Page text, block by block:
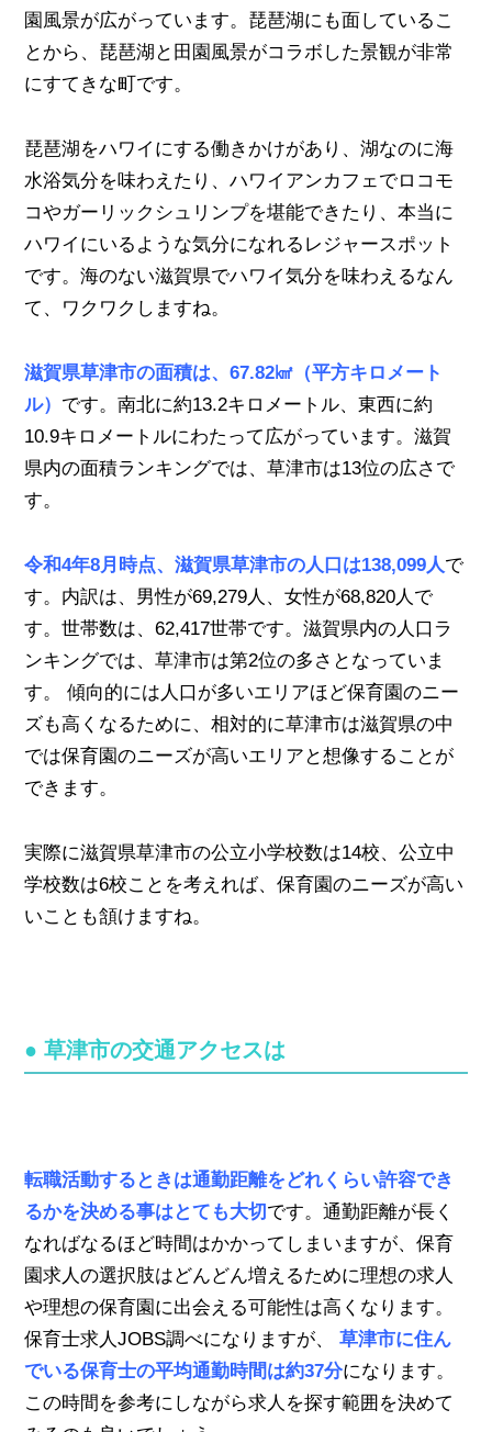
園風景が広がっています。琵琶湖にも面しているこ
とから、琵琶湖と田園風景がコラボした景観が非常
にすてきな町です。
琵琶湖をハワイにする働きかけがあり、湖なのに海
水浴気分を味わえたり、ハワイアンカフェでロコモ
コやガーリックシュリンプを堪能できたり、本当に
ハワイにいるような気分になれるレジャースポット
です。海のない滋賀県でハワイ気分を味わえるなん
て、ワクワクしますね。
滋賀県草津市の面積は、67.82㎢（平方キロメート
ル） です。南北に約13.2キロメートル、東西に約
10.9キロメートルにわたって広がっています。滋賀
県内の面積ランキングでは、草津市は13位の広さで
す。
令和4年8月時点、滋賀県草津市の人口は138,099人で
す。内訳は、男性が69,279人、女性が68,820人で
す。世帯数は、62,417世帯です。滋賀県内の人口ラ
ンキングでは、草津市は第2位の多さとなっていま
す。 傾向的には人口が多いエリアほど保育園のニー
ズも高くなるために、相対的に草津市は滋賀県の中
では保育園のニーズが高いエリアと想像することが
できます。
実際に滋賀県草津市の公立小学校数は14校、公立中
学校数は6校ことを考えれば、保育園のニーズが高い
いことも頷けますね。
● 草津市の交通アクセスは
転職活動するときは通勤距離をどれくらい許容でき
るかを決める事はとても大切 です。通勤距離が長く
なればなるほど時間はかかってしまいますが、保育
園求人の選択肢はどんどん増えるために理想の求人
や理想の保育園に出会える可能性は高くなります。
保育士求人JOBS調べになりますが、草津市に住ん
でいる保育士の平均通勤時間は約37分になります。
この時間を参考にしながら求人を探す範囲を決めて